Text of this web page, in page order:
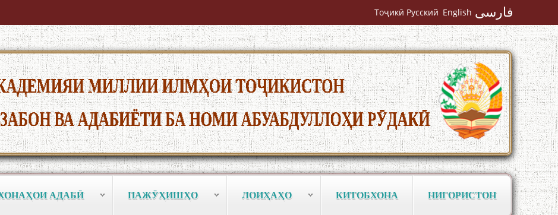
Тоҷикӣ Русский English فارسی
АДАБӢ ПАЖӮҲИШҲО ЛОИҲАҲО КИТОБХОНА НИГОРИСТОН